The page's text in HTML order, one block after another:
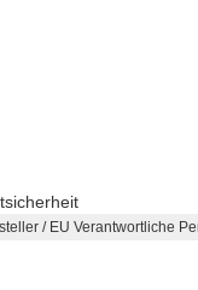
/ EU Verantwortliche